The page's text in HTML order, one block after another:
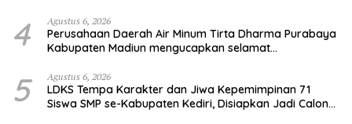
4 Agustus 6, 2026
Perusahaan Daerah Air Minum Tirta Dharma Purabaya
Kabupaten Madiun mengucapkan selamat
5 Agustus 6, 2026
LDKS Tempa Karakter dan Jiwa Kepemimpinan 71
Siswa SMP se-Kabupaten Kediri, Disiapkan Jadi Calon